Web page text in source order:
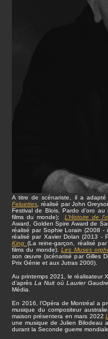
A titre de scénariste, il a
Feluettes réalisé par John
Festival de Blois, Pardo d’oro
films du monde);L’Histoire de
Award, Golden Spire Award de
réalisé par Sophie Lorain (2008
réalisé par Xavier Dolan (2013 -
King (La reine-garçon, réalisé
films du monde).Les Muses
son œuvre (scénarisé par Gilles
Prix Génie et aux Jutras 2000).
Au printemps 2021, le réalisateur
d’après La Nuit où Laurier
Média.
En 2016, l’Opéra de Montréal a
musique du compositeur
maison présentera en mars 2022
une musique de Julien Bilodeau
durant la Seconde guerre